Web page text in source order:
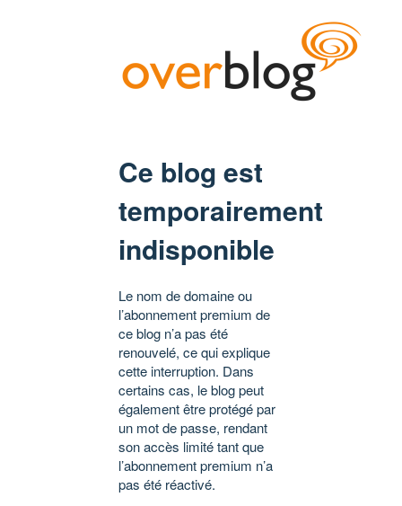
Ce blog est
temporairement
indisponible
Le nom de domaine ou
l’abonnement premium de
ce blog n’a pas été
renouvelé, ce qui explique
cette interruption. Dans
certains cas, le blog peut
également être protégé par
un mot de passe, rendant
son accès limité tant que
l’abonnement premium n’a
pas été réactivé.